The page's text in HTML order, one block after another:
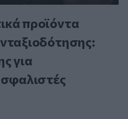
προϊόντα
για